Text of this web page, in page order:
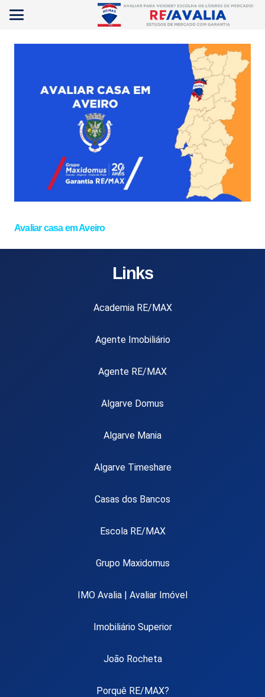
Avaliar casa em Aveiro
Links
Academia RE/MAX
Agente Imobiliário
Agente RE/MAX
Algarve Domus
Algarve Mania
Algarve Timeshare
Casas dos Bancos
Escola RE/MAX
Grupo Maxidomus
IMO Avalia | Avaliar Imóvel
Imobiliário Superior
João Rocheta
Porquê RE/MAX?